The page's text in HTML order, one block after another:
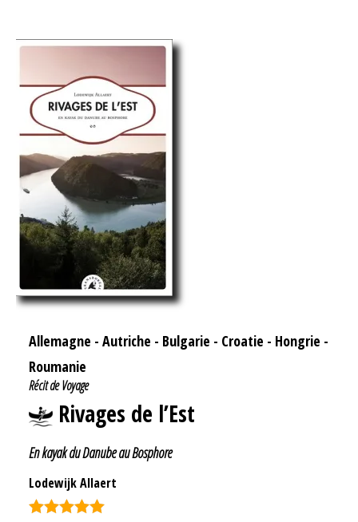
Allemagne -Autriche - Bulgarie - Croatie - Hongrie -
Roumanie
Récit de Voyage
Rivages de l’Est
En kayak du Danube au Bosphore
Lodewijk Allaert